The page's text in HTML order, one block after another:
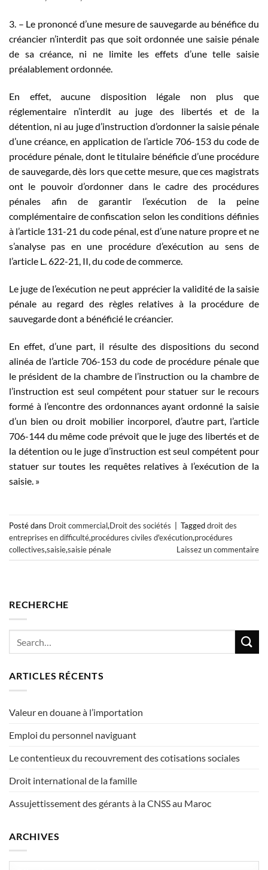
3. – Le prononcé d’une mesure de sauvegarde au bénéfice du
créancier n’interdit pas que soit ordonnée une saisie pénale
de sa créance, ni ne limite les effets d’une telle saisie
préalablement ordonnée.
En effet, aucune disposition légale non plus que
réglementaire n’interdit au juge des libertés et de la
détention, ni au juge d’instruction d’ordonner la saisie pénale
d’une créance, en application de l’article 706-153 du code de
procédure pénale, dont le titulaire bénéficie d’une procédure
de sauvegarde, dès lors que cette mesure, que ces magistrats
ont le pouvoir d’ordonner dans le cadre des procédures
pénales afin de garantir l’exécution de la peine
complémentaire de confiscation selon les conditions définies
à l’article 131-21 du code pénal, est d’une nature propre et ne
s’analyse pas en une procédure d’exécution au sens de
l’article L. 622-21, II, du code de commerce.
Le juge de l’exécution ne peut apprécier la validité de la saisie
pénale au regard des règles relatives à la procédure de
sauvegarde dont a bénéficié le créancier.
En effet, d’une part, il résulte des dispositions du second
alinéa de l’article 706-153 du code de procédure pénale que
le président de la chambre de l’instruction ou la chambre de
l’instruction est seul compétent pour statuer sur le recours
formé à l’encontre des ordonnances ayant ordonné la saisie
d’un bien ou droit mobilier incorporel, d’autre part, l’article
706-144 du même code prévoit que le juge des libertés et de
la détention ou le juge d’instruction est seul compétent pour
statuer sur toutes les requêtes relatives à l’exécution de la
saisie. »
Posté dans Droit commercial,Droit des sociétés Taggeddroit des
entreprises en difficulté,procédures civiles d'exécution,procédures
collectives,saisie,saisie pénale Laissez un commentaire
RECHERCHE
ARTICLES RÉCENTS
Valeur en douane à l’importation
Emploi du personnel naviguant
Le contentieux du recouvrement des cotisations sociales
Droit international de la famille
Assujettissement des gérants à la CNSS au Maroc
ARCHIVES